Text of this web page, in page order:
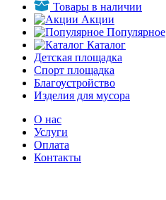
Товары в наличии
Акции
Популярное
Каталог
Детская площадка
Спорт площадка
Благоустройство
Изделия для мусора
О нас
Услуги
Оплата
Контакты